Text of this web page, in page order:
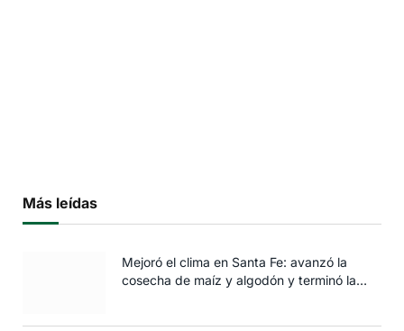
Más leídas
Mejoró el clima en Santa Fe: avanzó la
cosecha de maíz y algodón y terminó la